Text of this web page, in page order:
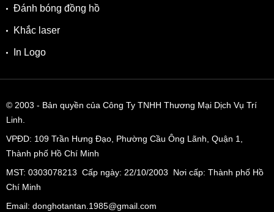
Đánh bóng đồng hồ
Khắc laser
In Logo
© 2003 - Bản quyền của Công Ty TNHH Thương Mại Dịch Vụ Trí
Linh.
VPĐD: 109 Trần Hưng Đạo, Phường Cầu Ông Lãnh, Quận 1,
Thành phố Hồ Chí Minh
MST: 0303078213 Cấp ngày: 22/10/2003 Nơi cấp: Thành phố Hồ
Chí Minh
Email: donghotantan.1985@gmail.com